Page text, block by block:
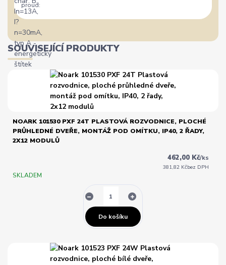
proud:
SOUVISEJÍCÍ PRODUKTY
NOARK 101530 PXF 24T PLASTOVÁ ROZVODNICE, PLOCHÉ
PRŮHLEDNÉ DVEŘE, MONTÁŽ POD OMÍTKU, IP40, 2 ŘADY,
2X12 MODULŮ
462,00 Kč/ks
381,82 Kčbez DPH
SKLADEM
Do košíku